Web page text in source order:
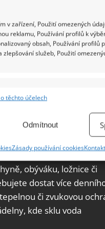
v zařízení, Použití omezených
reklamu, Používání profilů k
obsah, Používání profilů
zlepšování služeb, Použití
přenášených informací.
a zjišťování podvodů a
a zobrazování reklamy a
osobních údajů.
těchto účelech
Odmítnout
Zásady používání cookiesKontakt
jako klasické
A také zvolíte-li
nevýhody odpadají.
na skle jde každý otisk
obýváku, ložnice či
dostat více
či zvukovou
kde sklu voda